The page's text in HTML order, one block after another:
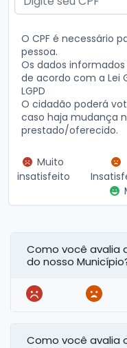
O CPF é necessário
pessoa.
Os dados
de acordo com a Lei
LGPD
O cidadão poderá
caso haja mudança
prestado/oferecido.
Muito
insatisfeito
Como você avalia
do nosso
Como você avalia